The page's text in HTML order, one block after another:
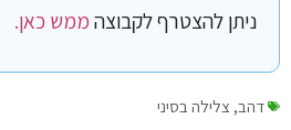
ניתן להצטרף לקבוצהממש כאן.
דהב, צלילה בסיני